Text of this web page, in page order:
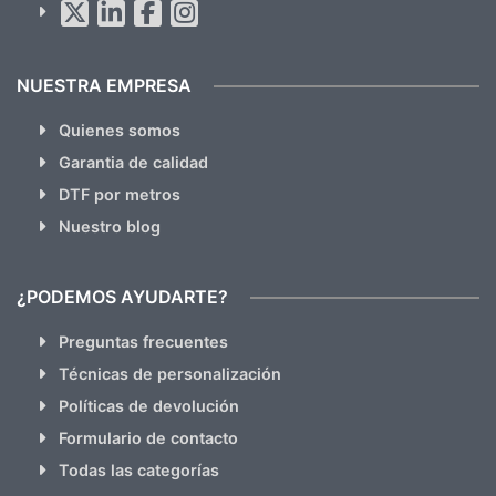
hacemos Spam)
NUESTRA EMPRESA
Quienes somos
Garantia de calidad
DTF por metros
Nuestro blog
¿PODEMOS AYUDARTE?
Preguntas frecuentes
Técnicas de personalización
Políticas de devolución
Formulario de contacto
Todas las categorías